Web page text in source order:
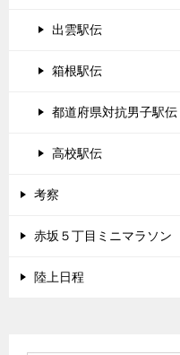
出雲駅伝
箱根駅伝
都道府県対抗男子駅伝
高校駅伝
考察
赤坂５丁目ミニマラソン
陸上日程